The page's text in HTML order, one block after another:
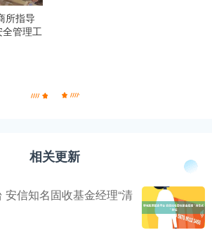
所指导
管理工
相关更新
信知名固收基金经理“清